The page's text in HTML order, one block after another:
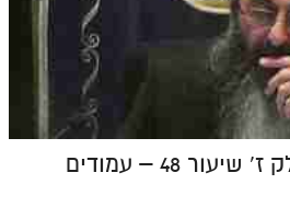
הדף היומי בתע"ס חלק ז' שיעור 48 – עמודים